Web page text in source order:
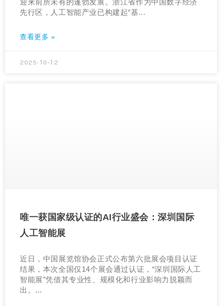
迎来前所未有的蓬勃发展。浙江省作为中国数字经济
先行区，人工智能产业已构建起“基...
查看更多 »
2025-10-12
唯一获国家级认证的AI行业盛会：深圳国际
人工智能展
近日，中国展览馆协会正式公布第六批展会项目认证
结果，本次全国仅14个展会通过认证，“深圳国际人工
智能展”凭借其专业性、规模化和行业影响力脱颖而
出。...